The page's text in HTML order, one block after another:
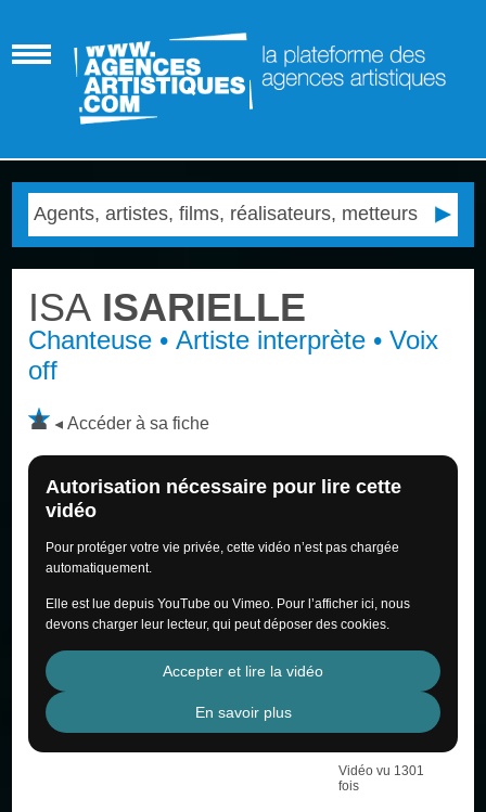
ISA ISARIELLE
Chanteuse • Artiste interprète • Voix
off
Accéder à sa fiche
Autorisation nécessaire pour lire cette
vidéo
Pour protéger votre vie privée, cette vidéo n’est pas chargée
automatiquement.
Elle est lue depuis YouTube ou Vimeo. Pour l’afficher ici, nous
devons charger leur lecteur, qui peut déposer des cookies.
Accepter et lire la vidéo
En savoir plus
Vidéo vu 1301
fois